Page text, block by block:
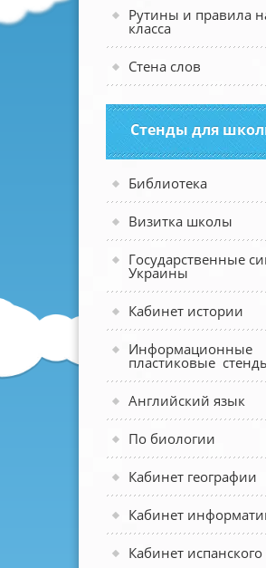
Рутины и правила
класса
Стена слов
Стенды для
Библиотека
Визитка школы
Государственные
Украины
Кабинет истории
Информационные
пластиковые
Английский язык
По биологии
Кабинет географии
Кабинет
Кабинет